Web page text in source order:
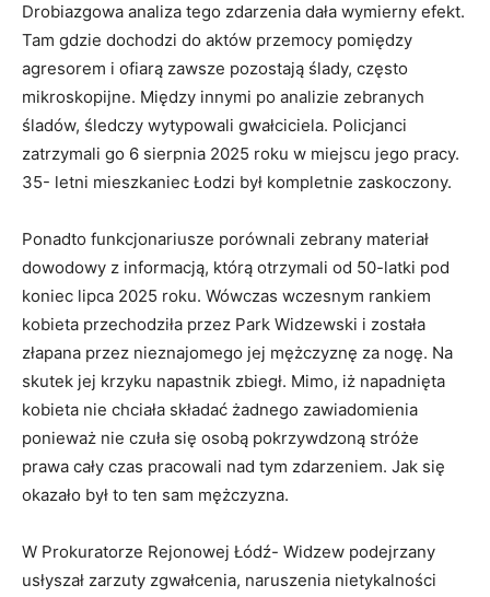
Drobiazgowa analiza tego zdarzenia dała wymierny efekt.
Tam gdzie dochodzi do aktów przemocy pomiędzy
agresorem i ofiarą zawsze pozostają ślady, często
mikroskopijne. Między innymi po analizie zebranych
śladów, śledczy wytypowali gwałciciela. Policjanci
zatrzymali go 6 sierpnia 2025 roku w miejscu jego pracy.
35- letni mieszkaniec Łodzi był kompletnie zaskoczony.
Ponadto funkcjonariusze porównali zebrany materiał
dowodowy z informacją, którą otrzymali od 50-latki pod
koniec lipca 2025 roku. Wówczas wczesnym rankiem
kobieta przechodziła przez Park Widzewski i została
złapana przez nieznajomego jej mężczyznę za nogę. Na
skutek jej krzyku napastnik zbiegł. Mimo, iż napadnięta
kobieta nie chciała składać żadnego zawiadomienia
ponieważ nie czuła się osobą pokrzywdzoną stróże
prawa cały czas pracowali nad tym zdarzeniem. Jak się
okazało był to ten sam mężczyzna.
W Prokuratorze Rejonowej Łódź- Widzew podejrzany
usłyszał zarzuty zgwałcenia, naruszenia nietykalności